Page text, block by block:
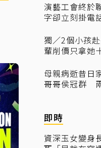
演藝工會終於
字卻立刻掛電
獨／2個小孩
輩削價只拿她
母親病逝昔日
哥哥侯冠群
即時
資深玉女變身